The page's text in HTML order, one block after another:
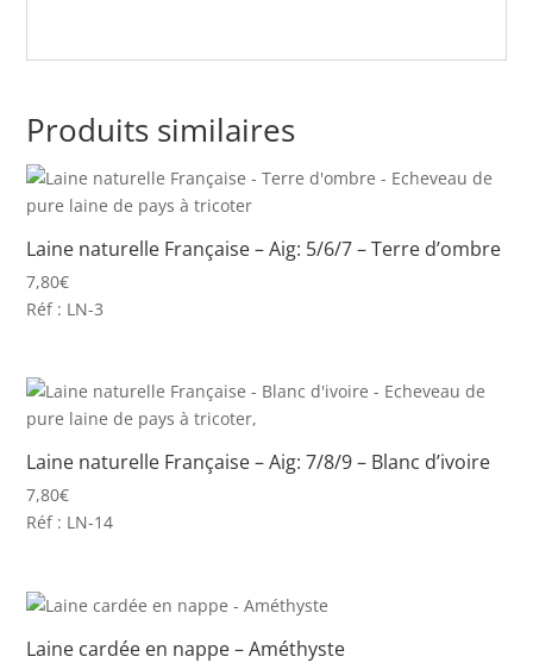
Produits similaires
Laine naturelle Française – Aig: 5/6/7 – Terre d’ombre
7,80€
Réf : LN-3
Laine naturelle Française – Aig: 7/8/9 – Blanc d’ivoire
7,80€
Réf : LN-14
Laine cardée en nappe – Améthyste